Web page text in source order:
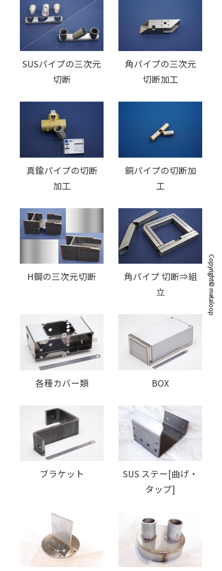
SUSパイプの三次元
切断
角パイプの三次元
切断加工
真鍮パイプの切断
加工
銅パイプの切断加
工
H鋼の三次元切断
角パイプ 切断⇒組
立
各種カバー類 BOX
ブラケット
SUS ステー[曲げ・
タップ]
Copyright© metaloop